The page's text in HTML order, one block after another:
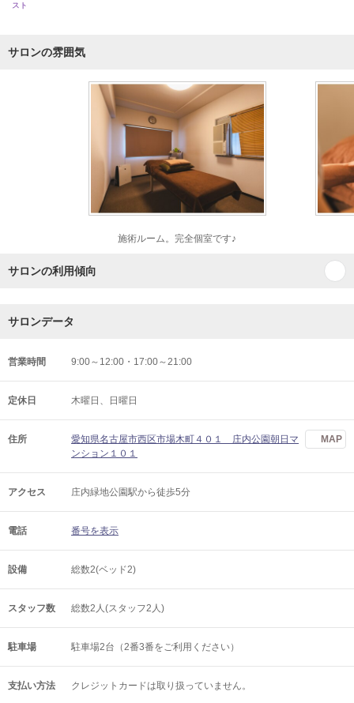
スト
サロンの雰囲気
施術ルーム。完全個室です♪
サロンの利用傾向
サロンデータ
営業時間 9:00～12:00・17:00～21:00
定休日 木曜日、日曜日
住所
愛知県名古屋市西区市場木町４０１ 庄内公園朝日マ
ンション１０１
MAP
アクセス 庄内緑地公園駅から徒歩5分
電話 番号を表示
設備 総数2(ベッド2)
スタッフ数 総数2人(スタッフ2人)
駐車場 駐車場2台（2番3番をご利用ください）
支払い方法 クレジットカードは取り扱っていません。